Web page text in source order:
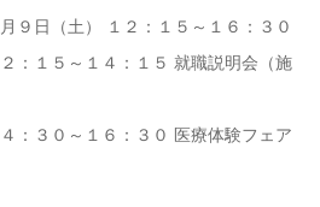
９日（土） １２：１５～１６：３０
１４：１５ 就職説明会（施
１６：３０ 医療体験フェア